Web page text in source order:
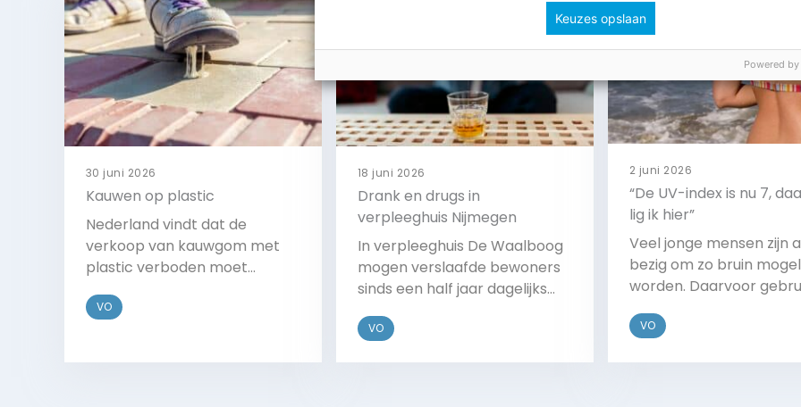
30 juni 2026
Kauwen op plastic
Nederland vindt dat de
verkoop van kauwgom met
plastic verboden moet
EU dit gaat regelen in de
VO
18 juni 2026
Drank en drugs in
verpleeghuis Nijmegen
In verpleeghuis De Waalboog
mogen verslaafde bewoners
sinds een half jaar dagelijks
gebruiken. Deze verslaafde
VO
2 juni 2026
“De UV-index is nu 7,
lig ik hier”
Veel jonge mensen zijn
bezig om zo bruin
worden. Daarvoor
geeft de sterkte van de
VO
Keuzes opslaan
Powered by